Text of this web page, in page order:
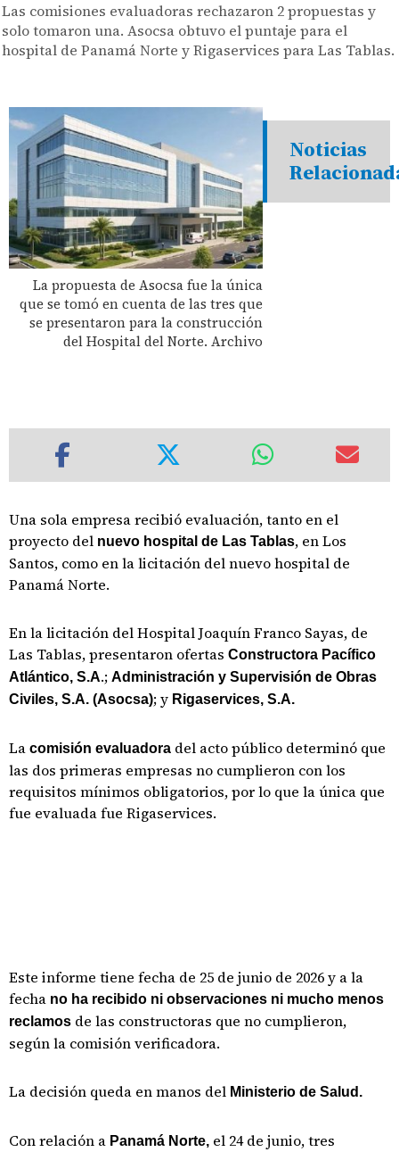
Las comisiones evaluadoras rechazaron 2 propuestas y
solo tomaron una. Asocsa obtuvo el puntaje para el
hospital de Panamá Norte y Rigaservices para Las Tablas.
La propuesta de Asocsa fue la única
que se tomó en cuenta de las tres que
se presentaron para la construcción
del Hospital del Norte. Archivo
Noticias
Una sola empresa recibió evaluación, tanto en el
proyecto del nuevo hospital de Las Tablas, en Los
Santos, como en la licitación del nuevo hospital de
Panamá Norte.
En la licitación del Hospital Joaquín Franco Sayas, de
Las Tablas, presentaron ofertas Constructora Pacífico
Atlántico, S.A.; Administración y Supervisión de Obras
Civiles, S.A. (Asocsa); y Rigaservices, S.A.
La comisión evaluadora del acto público determinó que
las dos primeras empresas no cumplieron con los
requisitos mínimos obligatorios, por lo que la única que
fue evaluada fue Rigaservices.
Este informe tiene fecha de 25 de junio de 2026 y a la
fecha no ha recibido ni observaciones ni mucho menos
reclamos de las constructoras que no cumplieron,
según la comisión verificadora.
La decisión queda en manos del Ministerio de Salud.
Con relación a Panamá Norte, el 24 de junio, tres